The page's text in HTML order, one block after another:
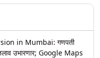
in Mumbai: गणपती
उभारणार; Google Maps